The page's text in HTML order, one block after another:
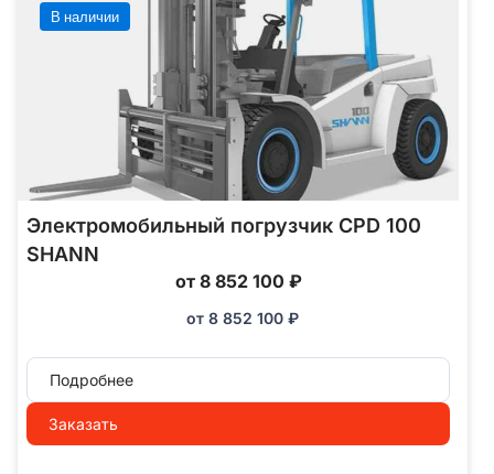
В наличии
Электромобильный погрузчик CPD 100
SHANN
от 8 852 100 ₽
от 8 852 100 ₽
Подробнее
Заказать